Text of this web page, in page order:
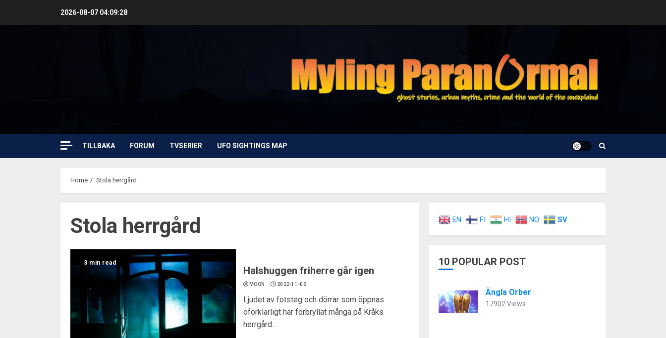
2026-08-07 04:09:29
TILLBAKA FORUM TVSERIER UFO SIGHTINGS MAP
Home Stola herrgård
Stola herrgård
3 min read
Halshuggen friherre går igen
MOON 2022-11-06
Ljudet av fotsteg och dörrar som öppnas
oförklarligt har förbryllat många på Kråks
herrgård...
EN FI HI NO SV
10 POPULAR POST
Ängla Orber
17902 Views